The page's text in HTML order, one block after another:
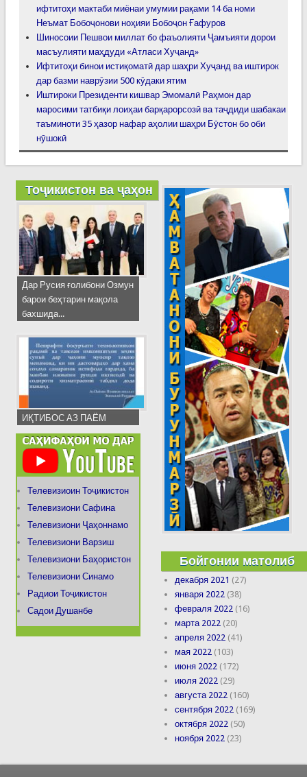
ифтитоҳи мактаби миёнаи умумии рақами 14 ба номи
Неъмат Бобоҷонови ноҳияи Бобоҷон Ғафуров
Шиносоии Пешвои миллат бо фаъолияти Ҷамъияти дорои
масъулияти маҳдуди «Атласи Хуҷанд»
Ифтитоҳи бинои истиқоматӣ дар шаҳри Хуҷанд ва иштирок
дар базми наврӯзии 500 кӯдаки ятим
Иштироки Президенти кишвар Эмомалӣ Раҳмон дар
маросими татбиқи лоиҳаи барқарорсозӣ ва таҷдиди шабакаи
таъминоти 35 ҳазор нафар аҳолии шаҳри Бӯстон бо оби
нӯшокӣ
Тоҷикистон ва ҷаҳон
Дар Русия ғолибони Озмун
барои беҳтарин мақола
бахшида...
ИҚТИБОС АЗ ПАЁМ
Телевизиоин Тоҷикистон
Телевизиони Сафина
Телевизиони Ҷаҳоннамо
Телевизиони Варзиш
Телевизиони Баҳористон
Телевизиони Синамо
Радиои Тоҷикистон
Садои Душанбе
Бойгонии матолиб
декабря 2021 (27)
января 2022 (38)
февраля 2022 (16)
марта 2022 (20)
апреля 2022 (41)
мая 2022 (103)
июня 2022 (172)
июля 2022 (29)
августа 2022 (160)
сентября 2022 (169)
октября 2022 (50)
ноября 2022 (23)